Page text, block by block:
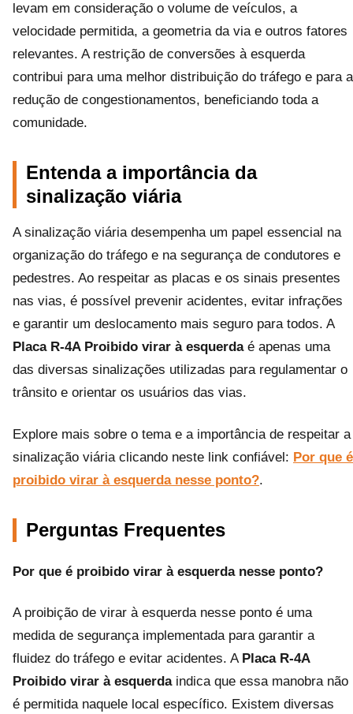
levam em consideração o volume de veículos, a
velocidade permitida, a geometria da via e outros fatores
relevantes. A restrição de conversões à esquerda
contribui para uma melhor distribuição do tráfego e para a
redução de congestionamentos, beneficiando toda a
comunidade.
Entenda a importância da
sinalização viária
A sinalização viária desempenha um papel essencial na
organização do tráfego e na segurança de condutores e
pedestres. Ao respeitar as placas e os sinais presentes
nas vias, é possível prevenir acidentes, evitar infrações
e garantir um deslocamento mais seguro para todos. A
Placa R-4A Proibido virar à esquerdaé apenas uma
das diversas sinalizações utilizadas para regulamentar o
trânsito e orientar os usuários das vias.
Explore mais sobre o tema e a importância de respeitar a
sinalização viária clicando neste link confiável: Por que é
proibido virar à esquerda nesse ponto?.
Perguntas Frequentes
Por que é proibido virar à esquerda nesse ponto?
A proibição de virar à esquerda nesse ponto é uma
medida de segurança implementada para garantir a
fluidez do tráfego e evitar acidentes. A Placa R-4A
Proibido virar à esquerdaindica que essa manobra não
é permitida naquele local específico. Existem diversas